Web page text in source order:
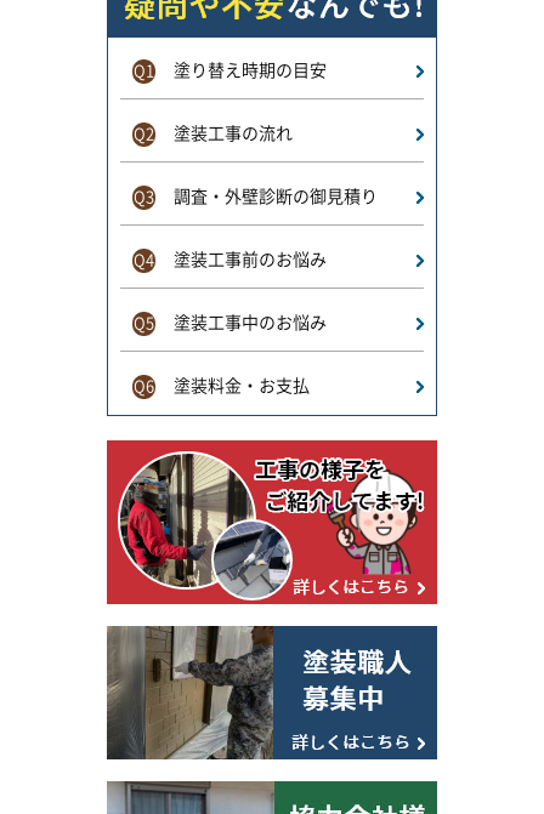
Q1 塗り替え時期の目安
Q2 塗装工事の流れ
Q3 調査・外壁診断の御見積り
Q4 塗装工事前のお悩み
Q5 塗装工事中のお悩み
Q6 塗装料金・お支払